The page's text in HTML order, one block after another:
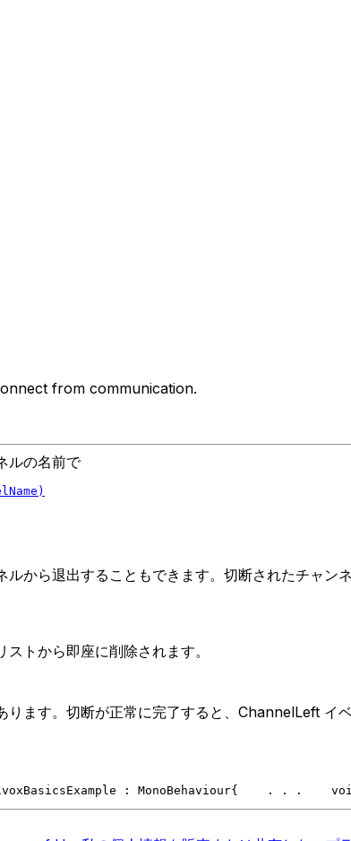
from communication.
ルの名前で
から退出することもできます。切断されたチャン
トから即座に削除されます。
ます。切断が正常に完了すると、ChannelLeft イ
: MonoBehaviour{
    . . .